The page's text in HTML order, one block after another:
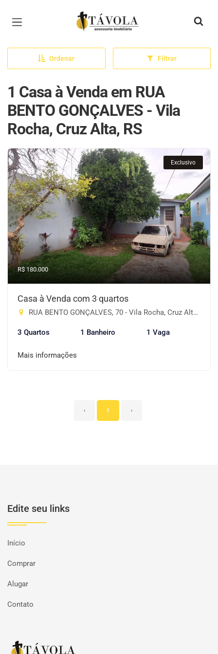
Página inicial
Ordenar Filtrar
1 Casa à Venda em RUA
BENTO GONÇALVES - Vila
Rocha, Cruz Alta, RS
Exclusivo
R$ 180.000
Casa à Venda com 3 quartos
RUA BENTO GONÇALVES, 70 - Vila Rocha, Cruz Alta-RS
3 Quartos 1 Banheiro 1 Vaga
Mais informações
‹ 1 ›
Edite seu links
Início
Comprar
Alugar
Contato
Página inicial